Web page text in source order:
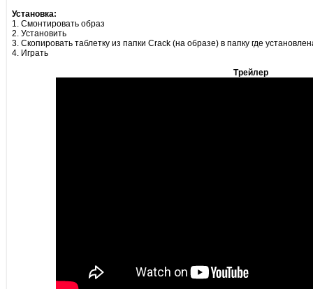
Установка:
1. Смонтировать образ
2. Установить
3. Скопировать таблетку из папки Crack (на образе) в папку где
4. Играть
Трейлер